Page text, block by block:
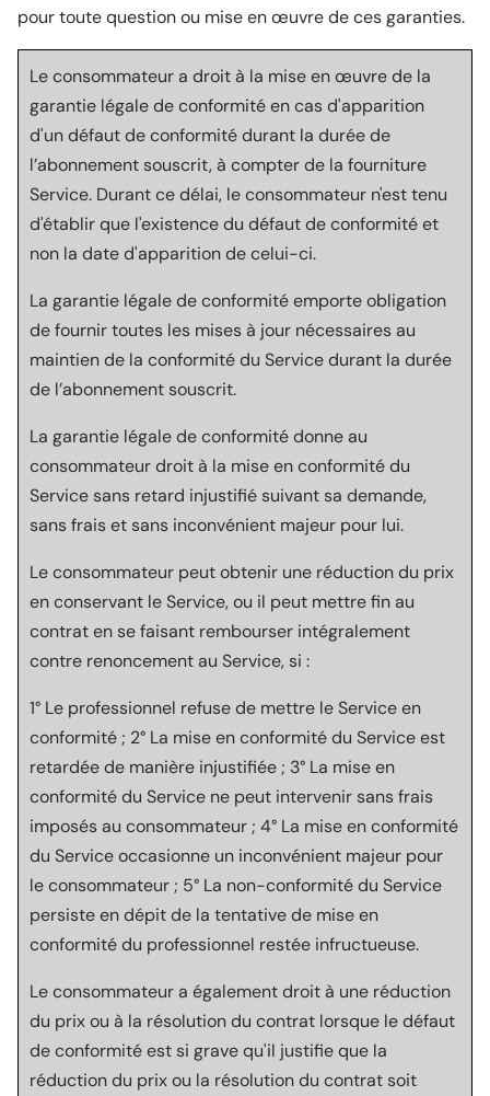
pour toute question ou mise en œuvre de ces garanties.
Le consommateur a droit à la mise en œuvre de la
garantie légale de conformité en cas d'apparition
d'un défaut de conformité durant la durée de
l’abonnement souscrit, à compter de la fourniture
Service. Durant ce délai, le consommateur n'est tenu
d'établir que l'existence du défaut de conformité et
non la date d'apparition de celui-ci.
La garantie légale de conformité emporte obligation
de fournir toutes les mises à jour nécessaires au
maintien de la conformité du Service durant la durée
de l’abonnement souscrit.
La garantie légale de conformité donne au
consommateur droit à la mise en conformité du
Service sans retard injustifié suivant sa demande,
sans frais et sans inconvénient majeur pour lui.
Le consommateur peut obtenir une réduction du prix
en conservant le Service, ou il peut mettre fin au
contrat en se faisant rembourser intégralement
contre renoncement au Service, si :
1° Le professionnel refuse de mettre le Service en
conformité ; 2° La mise en conformité du Service est
retardée de manière injustifiée ; 3° La mise en
conformité du Service ne peut intervenir sans frais
imposés au consommateur ; 4° La mise en conformité
du Service occasionne un inconvénient majeur pour
le consommateur ; 5° La non-conformité du Service
persiste en dépit de la tentative de mise en
conformité du professionnel restée infructueuse.
Le consommateur a également droit à une réduction
du prix ou à la résolution du contrat lorsque le défaut
de conformité est si grave qu'il justifie que la
réduction du prix ou la résolution du contrat soit